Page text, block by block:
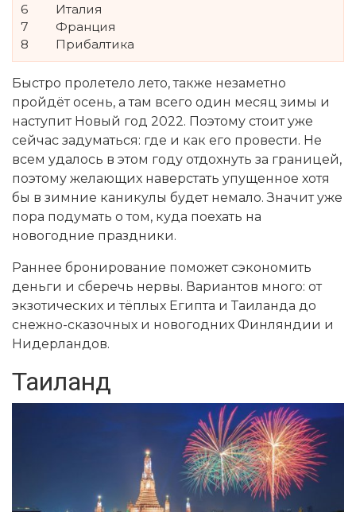
6
Италия
7
Франция
8
Прибалтика
Быстро пролетело лето, также незаметно
пройдёт осень, а там всего один месяц зимы и
наступит Новый год 2022. Поэтому стоит уже
сейчас задуматься: где и как его провести. Не
всем удалось в этом году отдохнуть за границей,
поэтому желающих наверстать упущенное хотя
бы в зимние каникулы будет немало. Значит уже
пора подумать о том, куда поехать на
новогодние праздники.
Раннее бронирование поможет сэкономить
деньги и сберечь нервы. Вариантов много: от
экзотических и тёплых Египта и Таиланда до
снежно-сказочных и новогодних Финляндии и
Нидерландов.
Таиланд